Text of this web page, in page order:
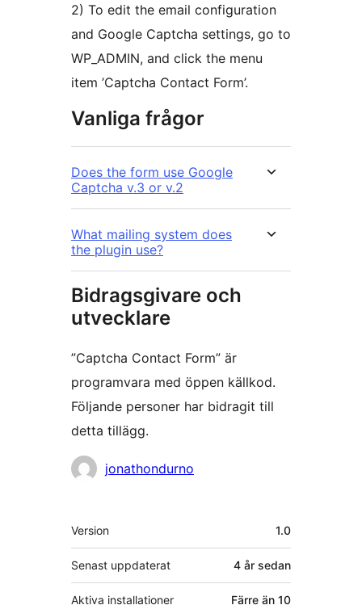
2) To edit the email configuration
and Google Captcha settings, go to
WP_ADMIN, and click the menu
item ’Captcha Contact Form’.
Vanliga frågor
Does the form use Google
Captcha v.3 or v.2
What mailing system does
the plugin use?
Bidragsgivare och
utvecklare
”Captcha Contact Form” är
programvara med öppen källkod.
Följande personer har bidragit till
detta tillägg.
Bidragandejonathondurno
Meta
Version 1.0
Senast uppdaterat 4 år sedan
Aktiva installationer Färre än 10